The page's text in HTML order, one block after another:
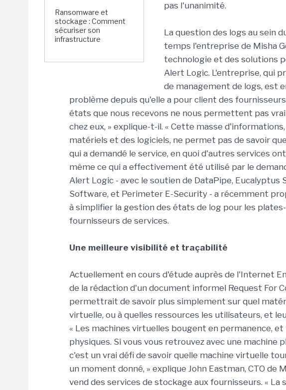
Ransomware et
stockage : Comment
sécuriser son
infrastructure
pas l'unanimité.
La question des logs au sein
temps l'entreprise de Misha
technologie et des solutions
Alert Logic. L'entreprise, qui
de management de logs, est
problème depuis qu'elle a pour client des
états que nous recevons ne nous permettent pas
chez eux, » explique-t-il. « Cette masse
matériels et des logiciels, ne permet pas de savoir
qui a demandé le service, en quoi d'autres services
même ce qui a effectivement été utilisé par le
Alert Logic - avec le soutien de DataPipe, Eucalyptus
Software, et Perimeter E-Security - a récemment
à simplifier la gestion des états de log pour les
fournisseurs de services.
Une meilleure visibilité et traçabilité
Actuellement en cours d'étude auprès de l'Internet
de la rédaction d'un document informel Request For
permettrait de savoir plus simplement sur quel
virtuelle, ou à quelles ressources les utilisateurs, et
« Les machines virtuelles bougent en permanence,
physiques. Si vous vous retrouvez avec une machine
c'est un vrai défi de savoir quelle machine virtuelle
un moment donné, » explique John Eastman, CTO
vend des services de stockage aux fournisseurs. «